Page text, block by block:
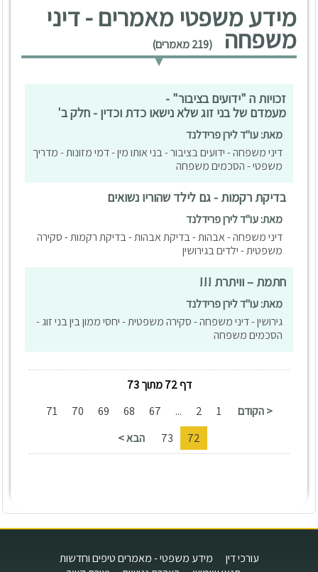
מידע משפטי מאמרים - דיני
משפחה (219 מאמרים)
זכויות ה "ידועים בציבור" -
מעמדם של בני זוג שלא נישאו כדת וכדין - חלק ב'
מאת: עו"ד לירן פרידלנד
דיני משפחה - ידועים בציבור - בני אותו מין - דמי מזונות - מדריך
משפטי - הסכמים משפחה
בדיקת רקמות - גם לילד שהוריו נשואים
מאת: עו"ד לירן פרידלנד
דיני משפחה - אבהות - בדיקת אבהות - בדיקת רקמות - סקירה
משפטית - ילדים בגירושין
חתמת – וויתרת !!!
מאת: עו"ד לירן פרידלנד
גירושין - דיני משפחה - סקירה משפטית - יחסי ממון בין בני זוג -
הסכמים משפחה
דף 72 מתוך 73
< הקודם
1
2
...
67
68
69
70
71
72
73 הבא >
עורכי דין
מידע משפטי - מאמרים טיפים וחדשות